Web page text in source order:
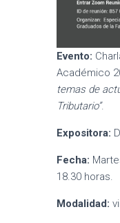
Evento:
Académico
temas de
Tributario”.
Expositora:
Fecha:
18.30 horas.
Modalidad: